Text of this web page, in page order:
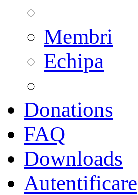
Membri
Echipa
Donations
FAQ
Downloads
Autentificare